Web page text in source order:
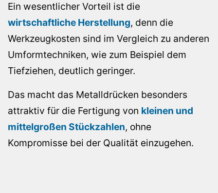
Ein wesentlicher Vorteil ist die
wirtschaftliche Herstellung, denn die
Werkzeugkosten sind im Vergleich zu anderen
Umformtechniken, wie zum Beispiel dem
Tiefziehen, deutlich geringer.
Das macht das Metalldrücken besonders
attraktiv für die Fertigung von kleinen und
mittelgroßen Stückzahlen, ohne
Kompromisse bei der Qualität einzugehen.